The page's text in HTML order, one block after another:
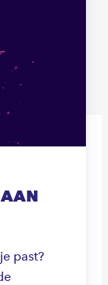
past?